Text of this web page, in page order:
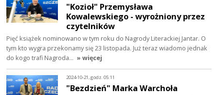
"Kozioł" Przemysława
Kowalewskiego - wyrożniony przez
czytelników
Pięć książek nominowano w tym roku do Nagrody Literackiej Jantar. O
tym kto wygra przekonamy się 23 listopada. Już teraz wiadomo jednak
do kogo trafi Nagroda… » więcej
2024-10-21, godz. 05:11
"Bezdzień" Marka Warchoła